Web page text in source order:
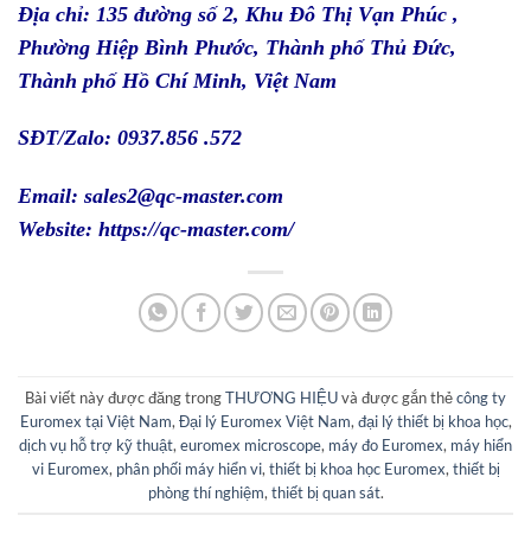
Địa chỉ: 135 đường số 2, Khu Đô Thị Vạn Phúc ,
Phường Hiệp Bình Phước, Thành phố Thủ Đức,
Thành phố Hồ Chí Minh, Việt Nam
SĐT/Zalo: 0937.856 .572
Email: sales2@qc-master.com
Website: https://qc-master.com/
Bài viết này được đăng trongTHƯƠNG HIỆUvà được gắn thẻcông ty
Euromex tại Việt Nam, Đại lý Euromex Việt Nam, đại lý thiết bị khoa học,
dịch vụ hỗ trợ kỹ thuật, euromex microscope, máy đo Euromex, máy hiển
vi Euromex, phân phối máy hiển vi, thiết bị khoa học Euromex, thiết bị
phòng thí nghiệm, thiết bị quan sát.